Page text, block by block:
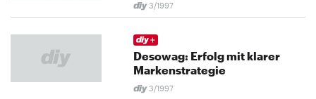
3/1997
Desowag: Erfolg mit klarer
Markenstrategie
3/1997